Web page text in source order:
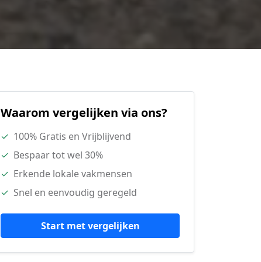
Waarom vergelijken via ons?
✓ 100% Gratis en Vrijblijvend
✓ Bespaar tot wel 30%
✓ Erkende lokale vakmensen
✓ Snel en eenvoudig geregeld
Start met vergelijken